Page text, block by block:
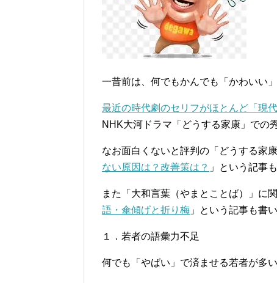
一昔前は、何でもかんでも「かわいい
最近の時代劇のセリフがほとんど「現代
NHK大河ドラマ「どうする家康」での
なお面白くないと評判の「どうする家
ない原因は？改善策は？ 」という記事
また「大和言葉（やまとことば）」に
語・傘傾げと折り梅 」という記事も書
１．若者の語彙力不足
何でも「やばい」で済ませる若者が多